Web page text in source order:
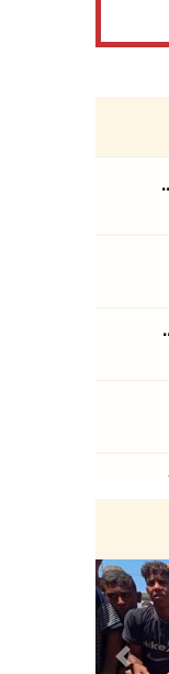
...
Previous